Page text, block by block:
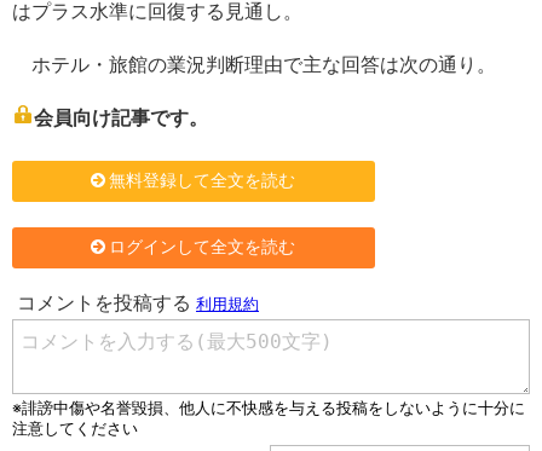
はプラス水準に回復する見通し。
ホテル・旅館の業況判断理由で主な回答は次の通り。
会員向け記事です。
無料登録して全文を読む
ログインして全文を読む